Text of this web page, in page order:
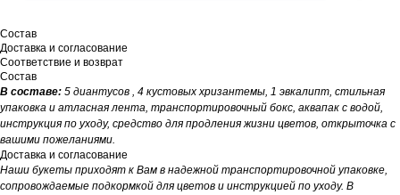
Состав
Доставка и согласование
Соответствие и возврат
Состав
В составе: 5 диантусов , 4 кустовых хризантемы, 1 эвкалипт, стильная
упаковка и атласная лента, транспортировочный бокс, аквапак с водой,
инструкция по уходу, средство для продления жизни цветов, открыточка с
вашими пожеланиями.
Доставка и согласование
Наши букеты приходят к Вам в надежной транспортировочной упаковке,
сопровождаемые подкормкой для цветов и инструкцией по уходу. В